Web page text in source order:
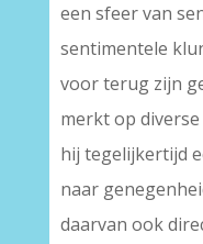
een sfeer van
sentimentele
voor terug zijn
merkt op
hij tegelijkertijd
naar
daarvan ook